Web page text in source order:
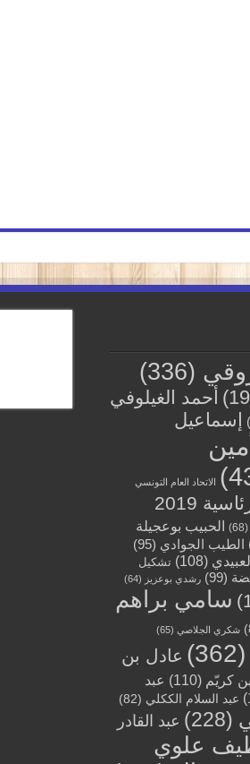
(336)
أحمد الغيلوفي
إسماعيل
الاتحاد العام التونسي
2019
(68)
الحبيب بوعجيلة
الطيب الجوادي (95)
(108)
تشكيل
(99) رشدي بوعزيز (64)
سامي براهم
شكري الجلاصي(65)
(362)
عادل بن
كريّم (110)
عبد
عبد السلام الككلي (82)
(228)
عبد القادر
علوي